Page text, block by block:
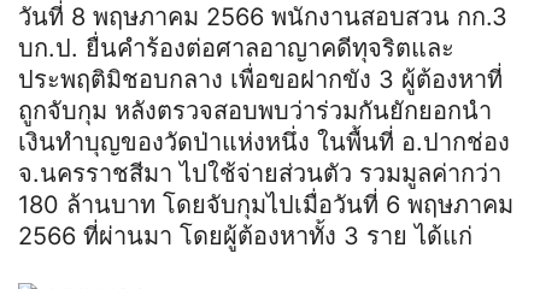
วันที่ 8 พฤษภาคม 2566 พนักงานสอบสวน กก.3
บก.ป. ยื่นคำร้องต่อศาลอาญาคดีทุจริตและ
ประพฤติมิชอบกลาง เพื่อขอฝากขัง 3 ผู้ต้องหาที่
ถูกจับกุม หลังตรวจสอบพบว่าร่วมกันยักยอกนำ
เงินทำบุญของวัดป่าแห่งหนึ่ง ในพื้นที่ อ.ปากช่อง
จ.นครราชสีมา ไปใช้จ่ายส่วนตัว รวมมูลค่ากว่า
180 ล้านบาท โดยจับกุมไปเมื่อวันที่ 6 พฤษภาคม
2566 ที่ผ่านมา โดยผู้ต้องหาทั้ง 3 ราย ได้แก่